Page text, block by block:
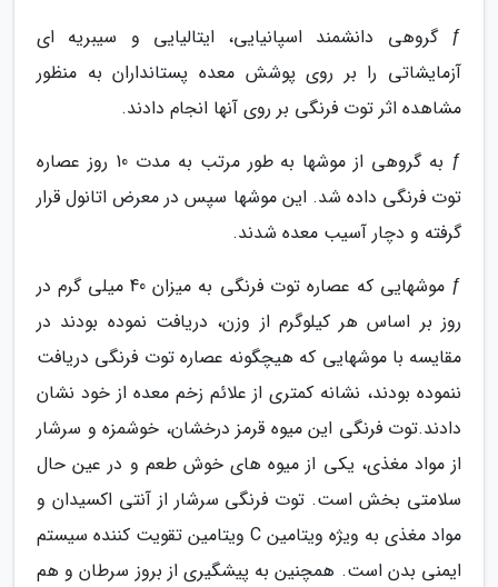
ƒ گروهی دانشمند اسپانیایی، ایتالیایی و سیبریه ای
آزمایشاتی را بر روی پوشش معده پستانداران به منظور
مشاهده اثر توت فرنگی بر روی آنها انجام دادند.
ƒ به گروهی از موشها به طور مرتب به مدت 10 روز عصاره
توت فرنگی داده شد. این موشها سپس در معرض اتانول قرار
گرفته و دچار آسیب معده شدند.
ƒ موشهایی که عصاره توت فرنگی به میزان 40 میلی گرم در
روز بر اساس هر کیلوگرم از وزن، دریافت نموده بودند در
مقایسه با موشهایی که هیچگونه عصاره توت فرنگی دریافت
ننموده بودند، نشانه کمتری از علائم زخم معده از خود نشان
دادند.توت فرنگی این میوه قرمز درخشان، خوشمزه و سرشار
از مواد مغذی، یکی از میوه های خوش طعم و در عین حال
سلامتی بخش است. توت فرنگی سرشار از آنتی اکسیدان و
مواد مغذی به ویژه ویتامین C ویتامین تقویت کننده سیستم
ایمنی بدن است. همچنین به پیشگیری از بروز سرطان و هم